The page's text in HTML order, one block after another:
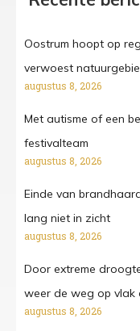
Oostrum hoopt op
verwoest
augustus 8, 2026
Met autisme of een
festivalteam
augustus 8, 2026
Einde van
lang niet in zicht
augustus 8, 2026
Door extreme
weer de weg op vlak
augustus 8, 2026